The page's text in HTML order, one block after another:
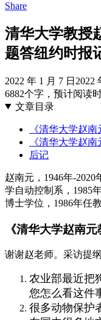
Share
清华大学教授
题答纽约时报
2022 年 1 月 7 日 2022
6882个字，预计阅读
文章目录
《清华大学赵
《清华大学赵
后记
赵南元，1946年-2020
学自动控制系，1985
博士学位，1986年任
《清华大学赵南
谢谢赵老师。采访提
农业部最近把
您怎么看这件
很多动物保护